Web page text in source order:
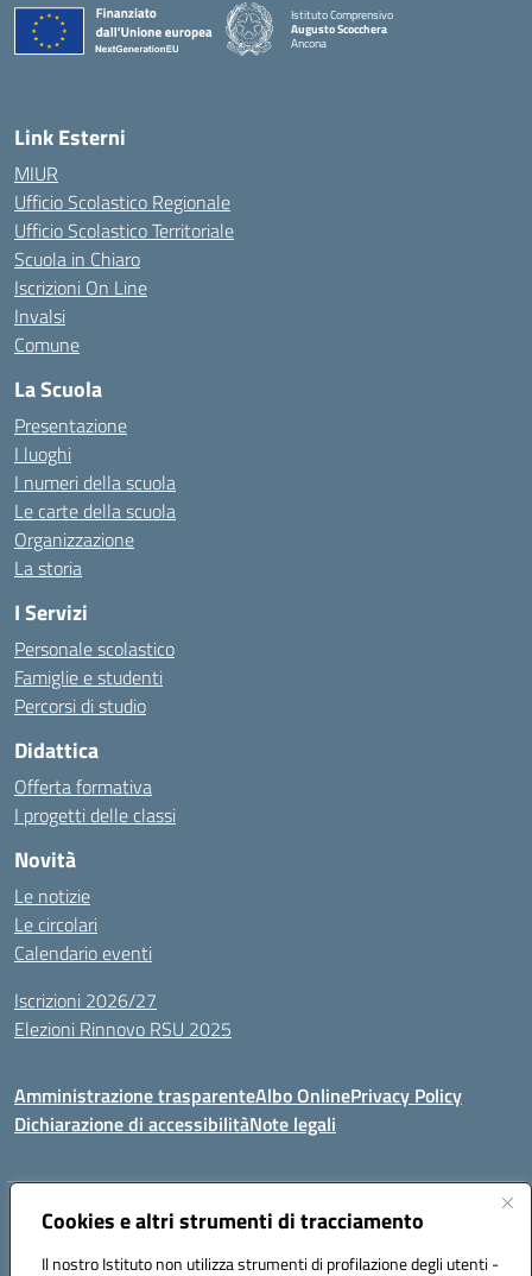
Cookies e altri strumenti di tracciamento
Il nostro Istituto non utilizza strumenti di profilazione degli utenti -
Istituto Comprensivo
Augusto Scocchera
Ancona
Link Esterni
MIUR
Ufficio Scolastico Regionale
Ufficio Scolastico Territoriale
Scuola in Chiaro
Iscrizioni On Line
Invalsi
Comune
La Scuola
Presentazione
I luoghi
I numeri della scuola
Le carte della scuola
Organizzazione
La storia
I Servizi
Personale scolastico
Famiglie e studenti
Percorsi di studio
Didattica
Offerta formativa
I progetti delle classi
Novità
Le notizie
Le circolari
Calendario eventi
Iscrizioni 2026/27
Elezioni Rinnovo RSU 2025
Amministrazione trasparenteAlbo OnlinePrivacy Policy
Dichiarazione di accessibilitàNote legali
Indirizzo:Via Cadore 1, 60124 Ancona
Posta elettronica certificata (PEC):anic81100g@pec.istruzione.it